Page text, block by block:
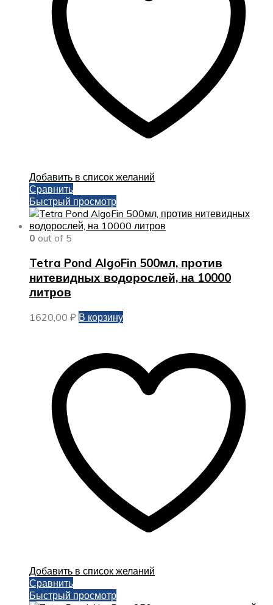
Добавить в список желаний
Сравнить
Быстрый просмотр
0 out of 5
Tetra Pond AlgoFin 500мл, против
нитевидных водорослей, на 10000
литров
1620,00 ₽ В корзину
Добавить в список желаний
Сравнить
Быстрый просмотр